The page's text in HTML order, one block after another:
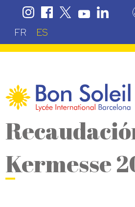
FR ES
Kermesse